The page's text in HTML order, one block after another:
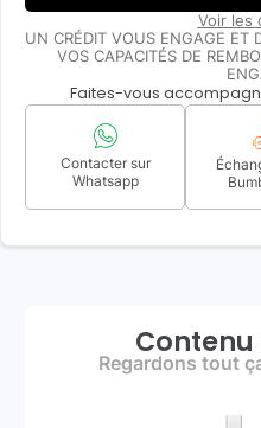
Voir les
UN CRÉDIT VOUS ENGAGE ET
VOS CAPACITÉS DE
Faites-vous
Contacter sur
Whatsapp
Regardons tout